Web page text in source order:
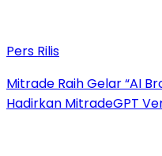
Pers Rilis
Mitrade Raih Gelar “AI
Hadirkan MitradeGPT